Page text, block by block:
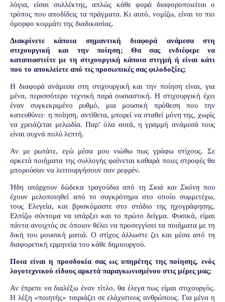
λόγια, είσαι συλλέκτης, απλώς κάθε φορά διαφοροποιείται ο
τρόπος που αποδίδεις τα πράγματα. Κι αυτό, νομίζω, είναι το πιο
όμορφο κομμάτι της διαδικασίας.
Διακρίνετε κάποια σημαντική διαφορά ανάμεσα στη
στιχουργική και την ποίηση; Θα σας ενδιέφερε να
καταπιαστείτε με τη στιχουργική κάποια στιγμή ή είναι κάτι
που το αποκλείετε από τις προσωπικές σας φιλοδοξίες;
Η διαφορά ανάμεσα στη στιχουργική και την ποίηση είναι, για
μένα, περισσότερο τεχνική παρά ουσιαστική. Η στιχουργική έχει
έναν συγκεκριμένο ρυθμό, μια μουσική πρόθεση που την
κατευθύνει· η ποίηση, αντίθετα, μπορεί να σταθεί μόνη της, χωρίς
να χρειάζεται μελωδία. Παρ’ όλα αυτά, η γραμμή ανάμεσά τους
είναι συχνά πολύ λεπτή.
Αν με ρωτάτε, εγώ μέσα μου νιώθω πως γράφω στίχους. Σε
αρκετά ποιήματα της συλλογής φαίνεται καθαρά ποιες στροφές θα
μπορούσαν να λειτουργήσουν σαν ρεφρέν.
Ήδη υπάρχουν δώδεκα τραγούδια από τηΣκιά και Σκόνη που
έχουν μελοποιηθεί από το συγκρότημα στο οποίο συμμετέχω,
τους Ελεγεία, και βρισκόμαστε στο στάδιο της ηχογράφησης.
Ελπίζω σύντομα να υπάρξει και το πρώτο δείγμα. Φυσικά, είμαι
πάντα ανοιχτός σε όποιον θέλει να προσεγγίσει τα ποιήματα με τη
δική του μουσική ματιά. Ο στίχος άλλωστε ζει και μέσα από τη
διαφορετική ερμηνεία του κάθε δημιουργού.
Ποια είναι η προσδοκία σας ως υπηρέτης της ποίησης, ενός
λογοτεχνικού είδους αρκετά παραγκωνισμένου στις μέρες μας;
Αν έπρεπε να διαλέξω έναν τίτλο, θα έλεγα πως είμαι στιχουργός.
Η λέξη «ποιητής» ταιριάζει σε ελάχιστους ανθρώπους. Για μένα η